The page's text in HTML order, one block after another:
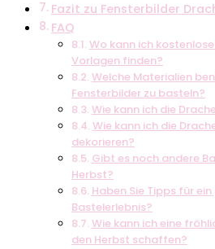
Fazit zu Fensterbilder
FAQ
Wo kann ich
Vorlagen finden?
Welche Materialien
Fensterbilder zu basteln?
Wie kann ich die
Wie kann ich die
dekorieren?
Gibt es noch andere
Herbst?
Haben Sie Tipps für
Bastelerlebnis?
Wie kann ich eine
den Herbst schaffen?